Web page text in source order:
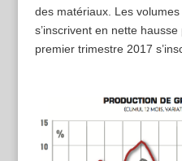
des matériaux. Les
s’inscrivent en nette
premier trimestre 2017